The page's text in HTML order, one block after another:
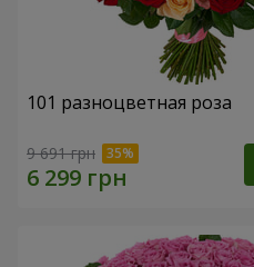
101 разноцветная роза
9 691 грн